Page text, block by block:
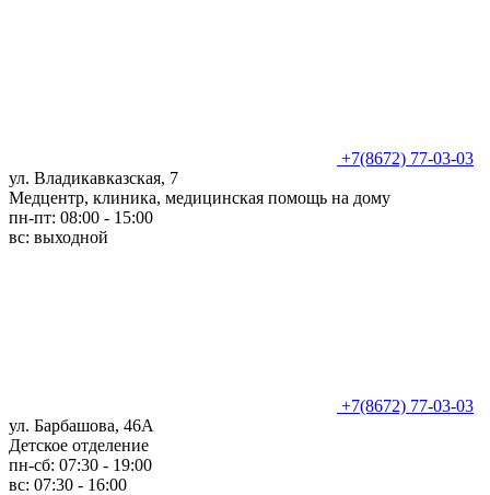
+7(8672) 77-03-03
ул. Владикавказская, 7
Медцентр, клиника, медицинская помощь на дому
пн-пт: 08:00 - 15:00
вс: выходной
+7(8672) 77-03-03
ул. Барбашова, 46А
Детское отделение
пн-сб: 07:30 - 19:00
вс: 07:30 - 16:00